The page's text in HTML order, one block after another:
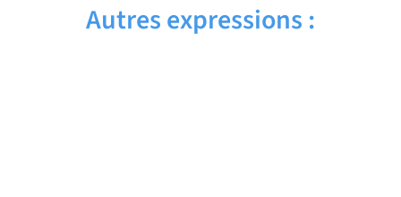
Autres expressions :